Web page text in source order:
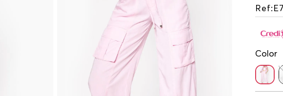
Ref:
Color